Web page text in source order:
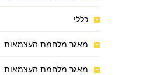
כללי
מאגר מלחמת העצמאות
מאגר מלחמת העצמאות